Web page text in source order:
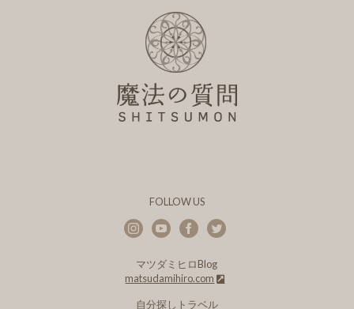
FOLLOW US
マツダミヒロBlog
matsudamihiro.com
自分探しトラベル